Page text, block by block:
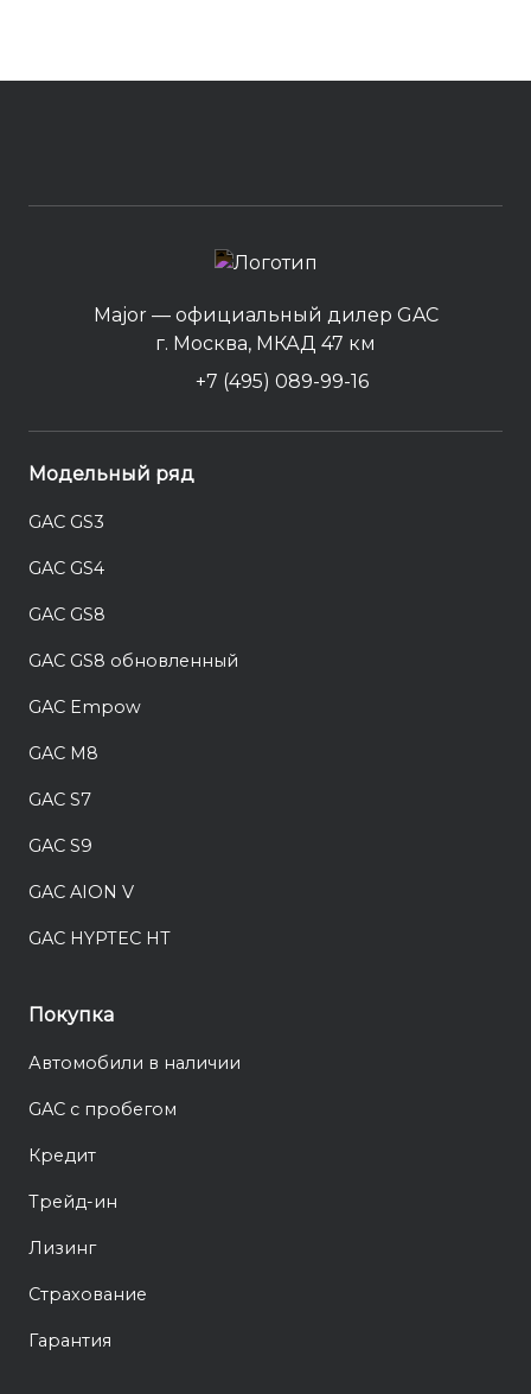
Major — официальный дилер GAC
г. Москва, МКАД 47 км
+7 (495) 089-99-16
Модельный ряд
GAC GS3
GAC GS4
GAC GS8
GAC GS8 обновленный
GAC Empow
GAC M8
GAC S7
GAC S9
GAC AION V
GAC HYPTEC HT
Покупка
Автомобили в наличии
GAC с пробегом
Кредит
Трейд-ин
Лизинг
Страхование
Гарантия